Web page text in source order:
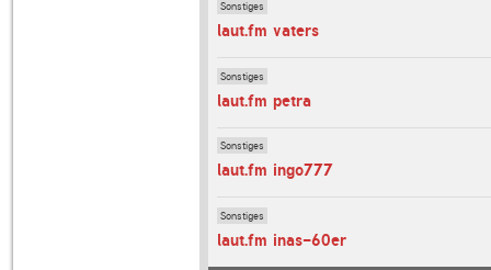
Sonstiges
laut.fm vaters
Sonstiges
laut.fm petra
Sonstiges
laut.fm ingo777
Sonstiges
laut.fm inas-60er